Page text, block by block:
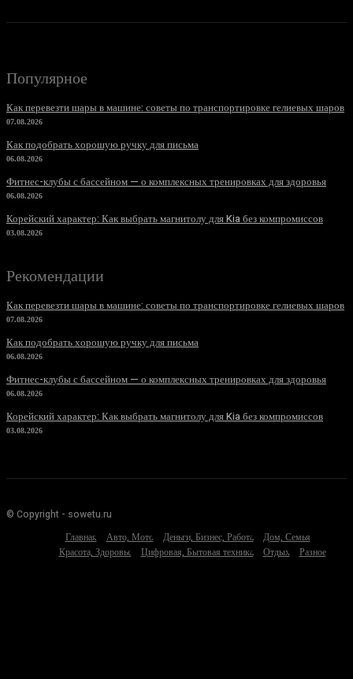
Популярное
Как перевезти шары в машине: советы по транспортировке гелиевых шаров
07.08.2026
Как подобрать хорошую ручку для письма
06.08.2026
Фитнес-клубы с бассейном — о комплексных тренировках для здоровья
06.08.2026
Корейский характер: Как выбрать магнитолу для Kia без компромиссов
03.08.2026
Рекомендации
Как перевезти шары в машине: советы по транспортировке гелиевых шаров
07.08.2026
Как подобрать хорошую ручку для письма
06.08.2026
Фитнес-клубы с бассейном — о комплексных тренировках для здоровья
06.08.2026
Корейский характер: Как выбрать магнитолу для Kia без компромиссов
03.08.2026
© Copyright - sowetu.ru
Главная
Авто, Мото Деньги, Бизнес, Работа
Дом, Семья
Красота, Здоровье
Цифровая, Бытовая техника Отдых Разное